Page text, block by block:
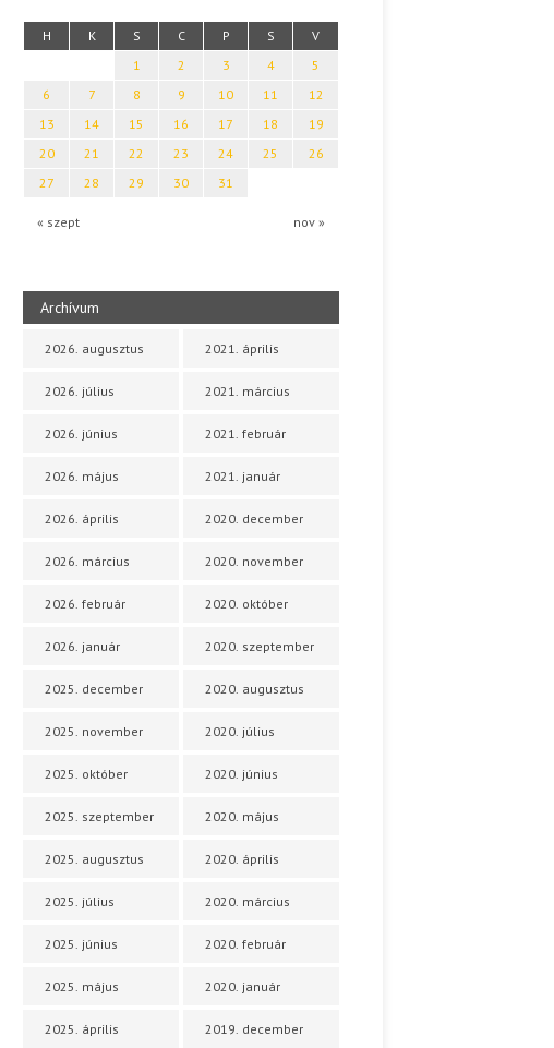
H K S C P S V
« szept nov »
1 2 3 4
5
6
7 8 9 10 11
12
13
14 15 16 17 18
19
20
21 22 23 24 25
26
27
28 29 30 31
Archívum
2026. augusztus
2026. július
2026. június
2026. május
2026. április
2026. március
2026. február
2026. január
2025. december
2025. november
2025. október
2025. szeptember
2025. augusztus
2025. július
2025. június
2025. május
2025. április
2021. április
2021. március
2021. február
2021. január
2020. december
2020. november
2020. október
2020. szeptember
2020. augusztus
2020. július
2020. június
2020. május
2020. április
2020. március
2020. február
2020. január
2019. december